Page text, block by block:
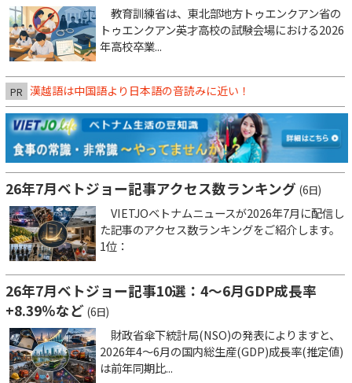
教育訓練省は、東北部地方トゥエンクアン省の
トゥエンクアン英才高校の試験会場における2026
年高校卒業...
PR 漢越語は中国語より日本語の音読みに近い！
26年7月ベトジョー記事アクセス数ランキング (6日)
VIETJOベトナムニュースが2026年7月に配信し
た記事のアクセス数ランキングをご紹介します。
1位：
26年7月ベトジョー記事10選：4～6月GDP成長率
+8.39％など (6日)
財政省傘下統計局(NSO)の発表によりますと、
2026年4～6月の国内総生産(GDP)成長率(推定値)
は前年同期比...